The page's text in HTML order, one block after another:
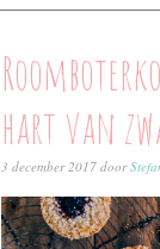
hart van
3 december 2017door